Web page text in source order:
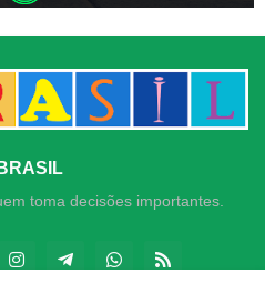
toma decisões importantes.